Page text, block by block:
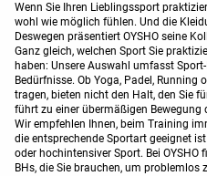
Wenn Sie Ihren Lieblingssport
wohl wie möglich fühlen. Und die
Deswegen präsentiert OYSHO seine
Ganz gleich, welchen Sport Sie
haben: Unsere Auswahl umfasst
Bedürfnisse. Ob Yoga, Padel, Running
tragen, bieten nicht den Halt, den Sie
führt zu einer übermäßigen Bewegung
Wir empfehlen Ihnen, beim Training
die entsprechende Sportart geeignet
oder hochintensiver Sport. Bei OYSHO
BHs, die Sie brauchen, um problemlos